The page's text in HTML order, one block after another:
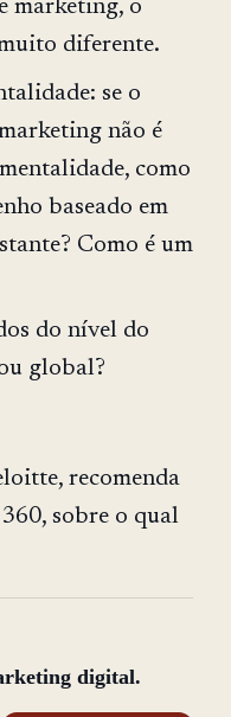
marketing, o
diferente.
se o
não é
como
baseado em
Como é um
do nível do
global?
recomenda
sobre o qual
digital.